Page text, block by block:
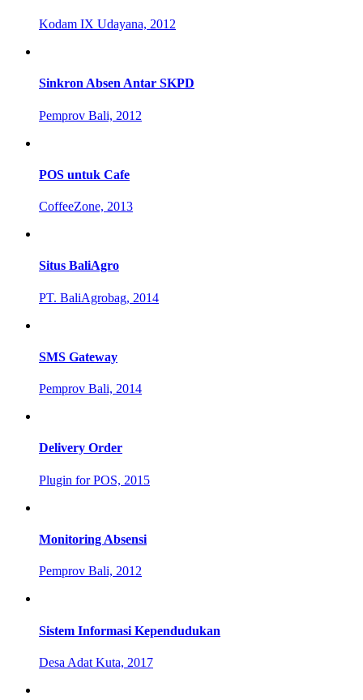
Kodam IX Udayana, 2012
Sinkron Absen Antar SKPD
Pemprov Bali, 2012
POS untuk Cafe
CoffeeZone, 2013
Situs BaliAgro
PT. BaliAgrobag, 2014
SMS Gateway
Pemprov Bali, 2014
Delivery Order
Plugin for POS, 2015
Monitoring Absensi
Pemprov Bali, 2012
Sistem Informasi Kependudukan
Desa Adat Kuta, 2017